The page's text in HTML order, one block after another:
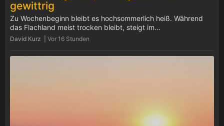
gewittrig
David Kurz | Vor 16 Stunden
Zu Wochenbeginn bleibt es hochsommerlich heiß. Während
das Flachland meist trocken bleibt, steigt im...